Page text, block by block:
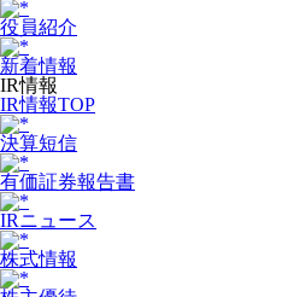
役員紹介
新着情報
IR情報
IR情報TOP
決算短信
有価証券報告書
IRニュース
株式情報